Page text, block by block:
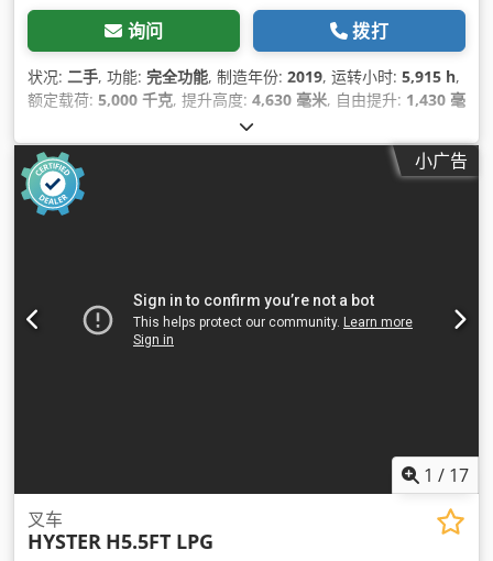
询问 拨打
状况: 二手, 功能: 完全功能, 制造年份: 2019, 运转小时: 5,915 h,
额定载荷: 5,000 千克, 提升高度: 4,630 毫米, 自由提升: 1,430 毫
三重式 (triplex)
毫米, 驱动类型:Elektro,
小广告
1 / 17
叉车
HYSTER H5.5FT LPG